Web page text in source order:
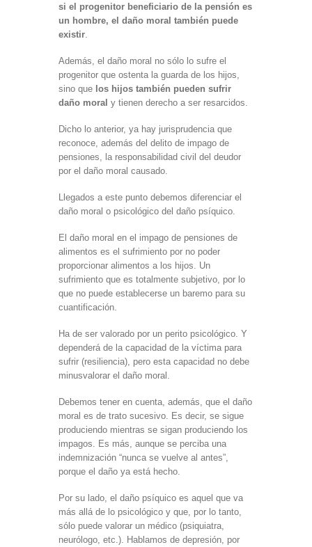
si el progenitor beneficiario de la pensión es
un hombre, el daño moral también puede
existir
Además, el daño moral no sólo lo sufre el
progenitor que ostenta la guarda de los hijos,
sino que los hijos también pueden sufrir
daño moral y tienen derecho a ser resarcidos.
Dicho lo anterior, ya hay jurisprudencia que
reconoce, además del delito de impago de
pensiones, la responsabilidad civil del deudor
por el daño moral causado.
Llegados a este punto debemos diferenciar el
daño moral o psicológico del daño psíquico.
El daño moral en el impago de pensiones de
alimentos es el sufrimiento por no poder
proporcionar alimentos a los hijos. Un
sufrimiento que es totalmente subjetivo, por lo
que no puede establecerse un baremo para su
cuantificación.
Ha de ser valorado por un perito psicológico. Y
dependerá de la capacidad de la víctima para
sufrir (resiliencia), pero esta capacidad no debe
minusvalorar el daño moral.
Debemos tener en cuenta, además, que el daño
moral es de trato sucesivo. Es decir, se sigue
produciendo mientras se sigan produciendo los
impagos. Es más, aunque se perciba una
indemnización “nunca se vuelve al antes”,
porque el daño ya está hecho.
Por su lado, el daño psíquico es aquel que va
más allá de lo psicológico y que, por lo tanto,
sólo puede valorar un médico (psiquiatra,
neurólogo, etc.). Hablamos de depresión, por